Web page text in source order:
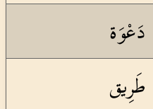
دَعْوَة
طَرِيق